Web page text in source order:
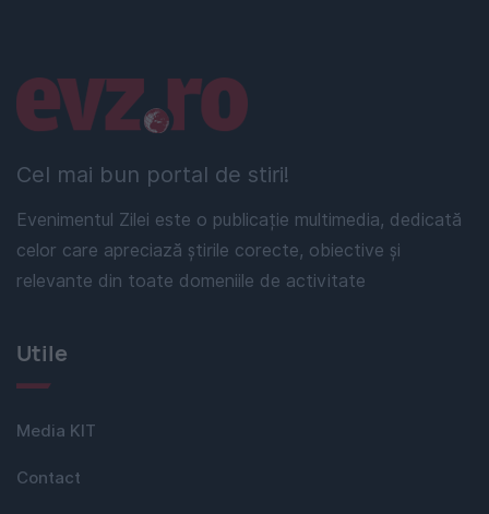
Cel mai bun portal de stiri!
Evenimentul Zilei este o publicație multimedia, dedicată
celor care apreciază știrile corecte, obiective și
relevante din toate domeniile de activitate
Linkuri utile
Utile
Media KIT
Contact